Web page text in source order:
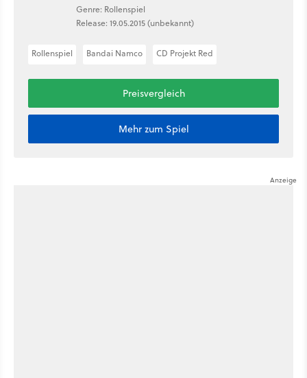
Genre: Rollenspiel
Release: 19.05.2015 (unbekannt)
Rollenspiel Bandai Namco CD Projekt Red
Preisvergleich
Mehr zum Spiel